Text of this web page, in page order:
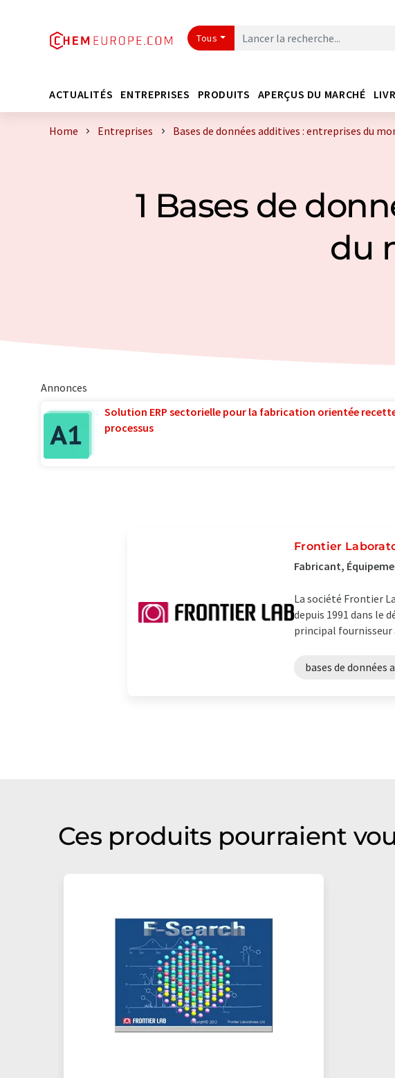
Tous
ACTUALITÉS ENTREPRISES PRODUITS APERÇUS DU MARCHÉ
Home Entreprises Bases de données additives : entreprises du
1 Bases de
du
Annonces
Solution ERP sectorielle pour la fabrication orientée
processus
Frontier
Fabricant,
La société Frontier
depuis 1991 dans le
principal fournisseur
bases de données
Ces produits pourraient